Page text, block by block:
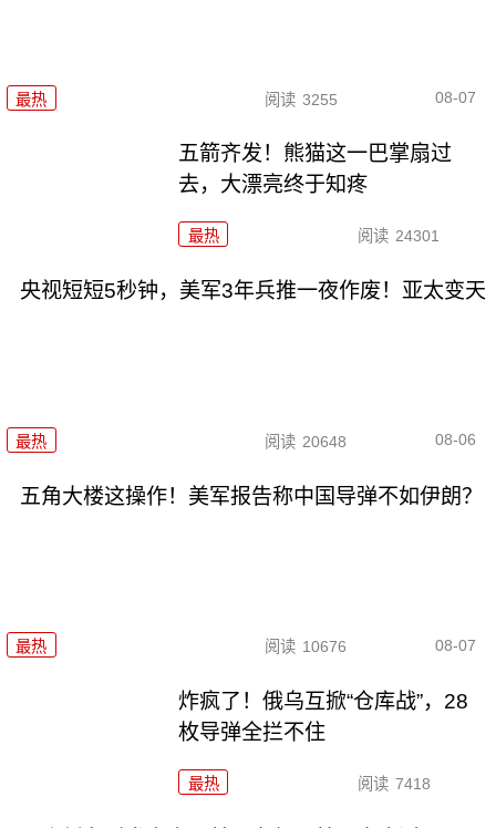
最热 阅读 3255 08-07
五箭齐发！熊猫这一巴掌扇过
去，大漂亮终于知疼
最热 阅读 24301
央视短短5秒钟，美军3年兵推一夜作废！亚太变天
最热 阅读 20648 08-06
五角大楼这操作！美军报告称中国导弹不如伊朗？
最热 阅读 10676 08-07
炸疯了！俄乌互掀“仓库战”，28
枚导弹全拦不住
最热 阅读 7418